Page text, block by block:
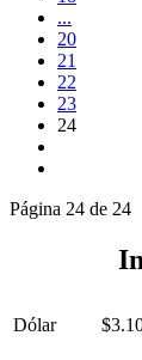
...
20
21
22
23
24
Página 24 de 24
Dólar